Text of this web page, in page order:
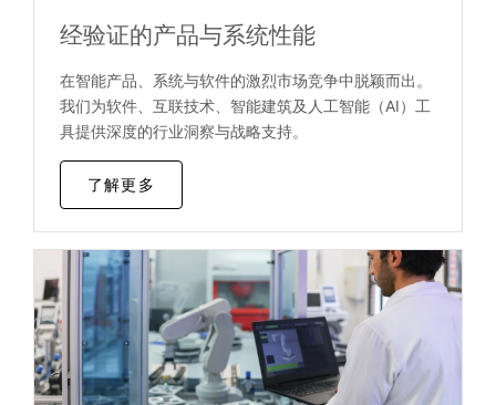
经验证的产品与系统性能
在智能产品、系统与软件的激烈市场竞争中脱颖而出。
我们为软件、互联技术、智能建筑及人工智能（AI）工
具提供深度的行业洞察与战略支持。
了解更多